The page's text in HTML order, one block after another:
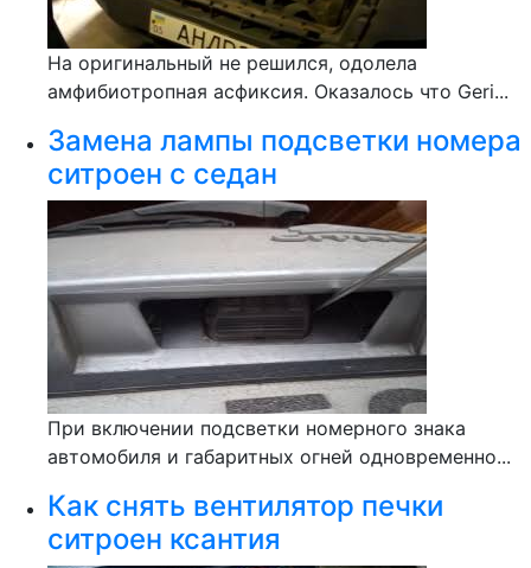
На оригинальный не решился, одолела
амфибиотропная асфиксия. Оказалось что Geri...
Замена лампы подсветки номера
ситроен с седан
При включении подсветки номерного знака
автомобиля и габаритных огней одновременно...
Как снять вентилятор печки
ситроен ксантия